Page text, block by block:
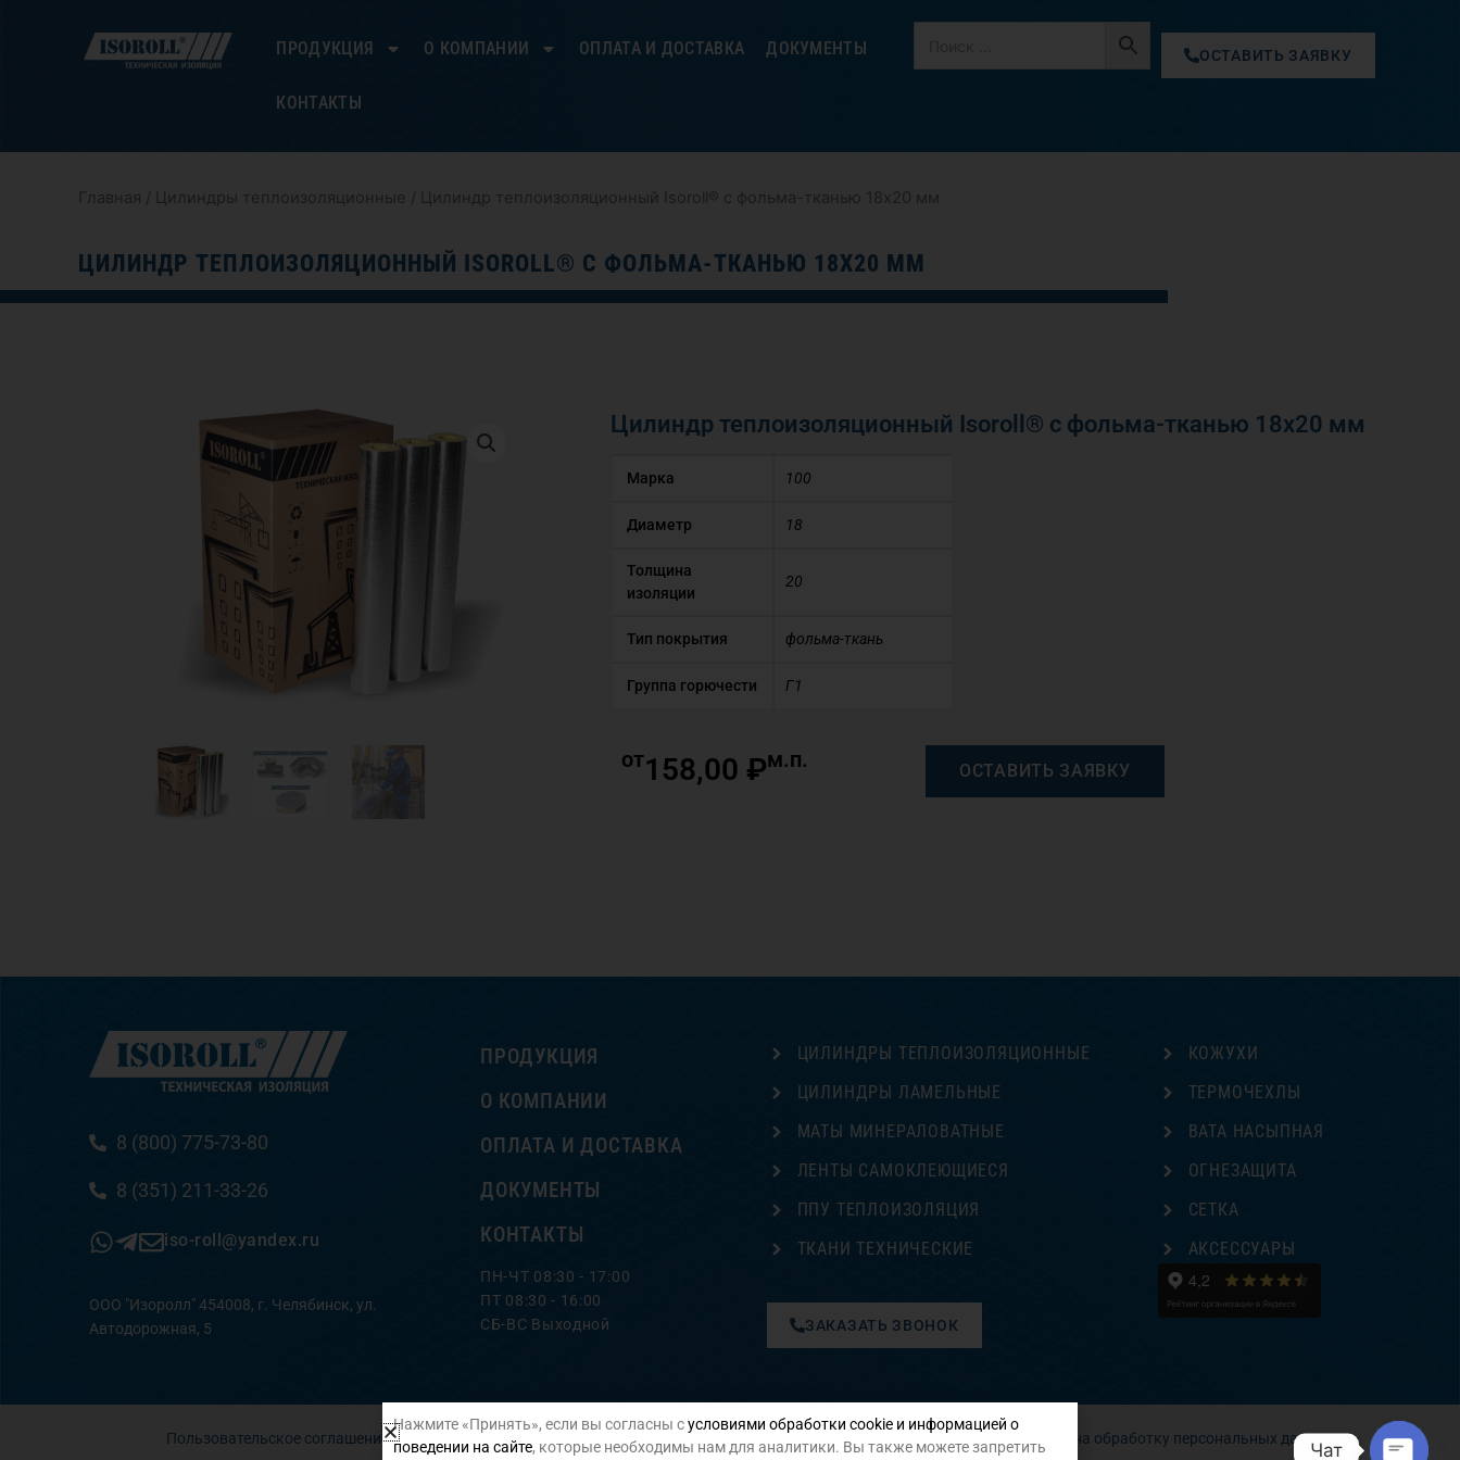
ПРОДУКЦИЯ О КОМПАНИИ ОПЛАТА И ДОСТАВКА ДОКУМЕНТЫ
КОНТАКТЫ
ОСТАВИТЬ ЗАЯВКУ
Главная / Цилиндры теплоизоляционные / Цилиндр теплоизоляционный Isoroll® с фольма-тканью 18х20 мм
ЦИЛИНДР ТЕПЛОИЗОЛЯЦИОННЫЙ ISOROLL® С ФОЛЬМА-ТКАНЬЮ 18Х20 ММ
Цилиндр теплоизоляционный Isoroll® с фольма-тканью 18х20 мм
Марка 100
Диаметр 18
Толщина
изоляции
20
Тип покрытия фольма-ткань
Группа горючести Г1
от158,00 ₽м.п. ОСТАВИТЬ ЗАЯВКУ
8 (800) 775-73-80
8 (351) 211-33-26
iso-roll@yandex.ru
ООО "Изоролл" 454008, г. Челябинск, ул.
Автодорожная, 5
ПРОДУКЦИЯ
О КОМПАНИИ
ОПЛАТА И ДОСТАВКА
ДОКУМЕНТЫ
КОНТАКТЫ
ПН-ЧТ 08:30 - 17:00
ПТ 08:30 - 16:00
СБ-ВС Выходной
ЦИЛИНДРЫ ТЕПЛОИЗОЛЯЦИОННЫЕ
ЦИЛИНДРЫ ЛАМЕЛЬНЫЕ
МАТЫ МИНЕРАЛОВАТНЫЕ
ЛЕНТЫ САМОКЛЕЮЩИЕСЯ
ППУ ТЕПЛОИЗОЛЯЦИЯ
ТКАНИ ТЕХНИЧЕСКИЕ
ЗАКАЗАТЬ ЗВОНОК
КОЖУХИ
ТЕРМОЧЕХЛЫ
ВАТА НАСЫПНАЯ
ОГНЕЗАЩИТА
СЕТКА
АКСЕССУАРЫ
Пользовательское соглашение Политика конфиденциальности Согласие на обработку персональных данных
Чат
Нажмите «Принять», если вы согласны сусловиями обработки cookie и информацией о
поведении на сайте, которые необходимы нам для аналитики. Вы также можете запретить